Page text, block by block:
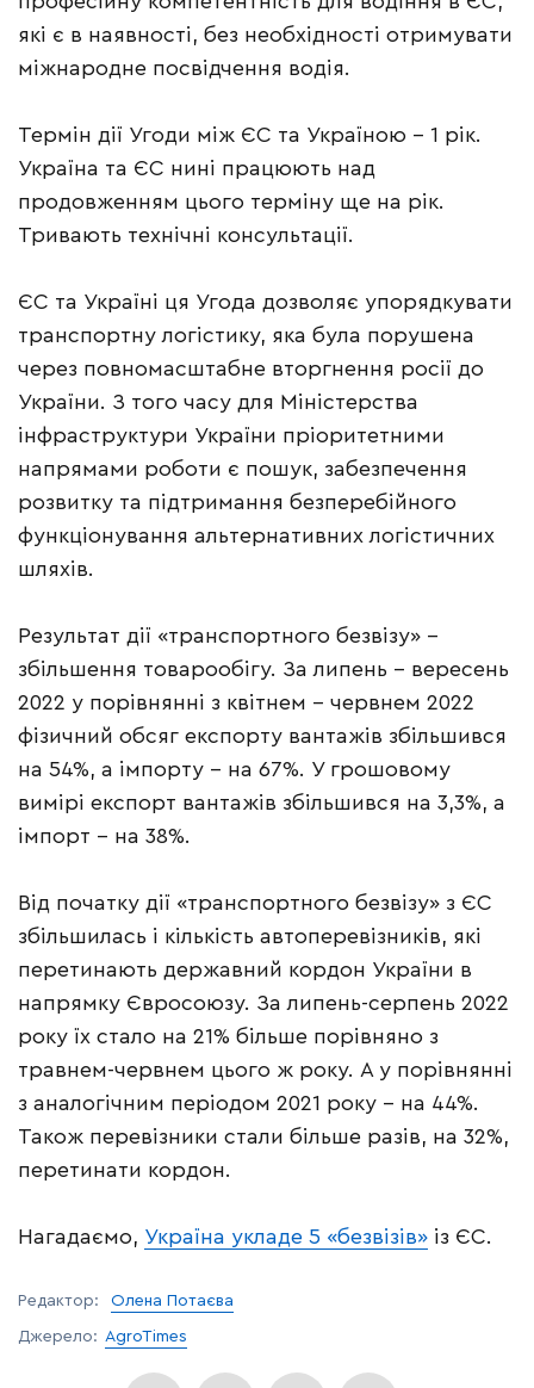
які є в наявності, без необхідності отримувати
міжнародне посвідчення водія.
Термін дії Угоди між ЄС та Україною – 1 рік.
Україна та ЄС нині працюють над
продовженням цього терміну ще на рік.
Тривають технічні консультації.
ЄС та Україні ця Угода дозволяє упорядкувати
транспортну логістику, яка була порушена
через повномасштабне вторгнення росії до
України. З того часу для Міністерства
інфраструктури України пріоритетними
напрямами роботи є пошук, забезпечення
розвитку та підтримання безперебійного
функціонування альтернативних логістичних
шляхів.
Результат дії «транспортного безвізу» –
збільшення товарообігу. За липень – вересень
2022 у порівнянні з квітнем – червнем 2022
фізичний обсяг експорту вантажів збільшився
на 54%, а імпорту – на 67%. У грошовому
вимірі експорт вантажів збільшився на 3,3%, а
імпорт – на 38%.
Від початку дії «транспортного безвізу» з ЄС
збільшилась і кількість автоперевізників, які
перетинають державний кордон України в
напрямку Євросоюзу. За липень-серпень 2022
року їх стало на 21% більше порівняно з
травнем-червнем цього ж року. А у порівнянні
з аналогічним періодом 2021 року – на 44%.
Також перевізники стали більше разів, на 32%,
перетинати кордон.
Нагадаємо, Україна укладе 5 «безвізів» із ЄС.
Редактор: Олена Потаєва
Джерело: AgroTimes